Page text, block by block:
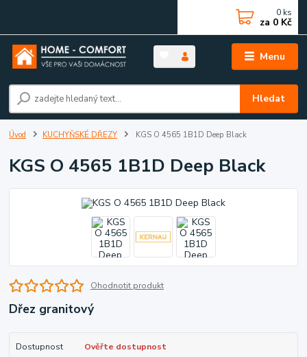
Menu
Hledat
0 ks
za 0 Kč
Úvod KUCHYŇSKÉ DŘEZY KGS O 4565 1B1D Deep Black
KGS O 4565 1B1D Deep Black
Ohodnotit produkt
Dřez granitový
Dostupnost
Ověřte dostupnost